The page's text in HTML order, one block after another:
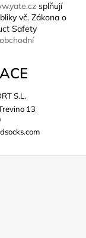
splňují
vč. Zákona o
Safety
obchodní
S.L.
13